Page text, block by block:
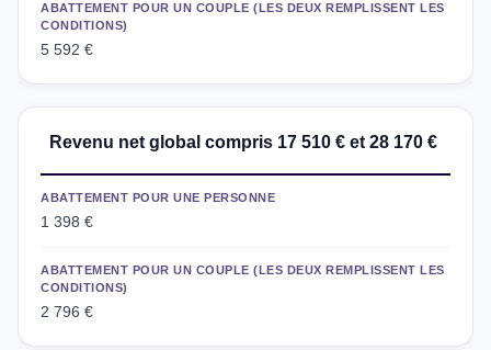
ABATTEMENT POUR UN COUPLE (LES DEUX REMPLISSENT LES
CONDITIONS)
5 592 €
Revenu net global compris 17 510 € et 28 170 €
ABATTEMENT POUR UNE PERSONNE
1 398 €
ABATTEMENT POUR UN COUPLE (LES DEUX REMPLISSENT LES
CONDITIONS)
2 796 €